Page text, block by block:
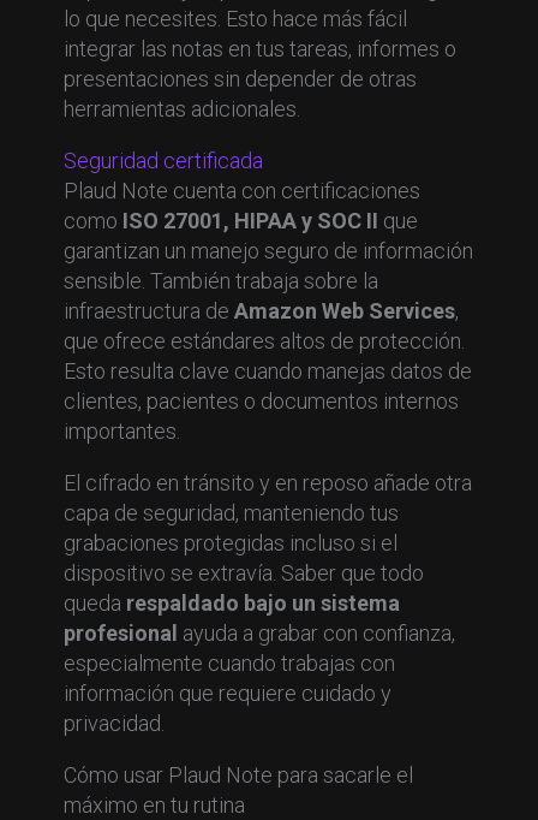
lo que necesites. Esto hace más fácil
integrar las notas en tus tareas, informes o
presentaciones sin depender de otras
herramientas adicionales.
Seguridad certificada
Plaud Note cuenta con certificaciones
como ISO 27001, HIPAA y SOC II que
garantizan un manejo seguro de información
sensible. También trabaja sobre la
infraestructura de Amazon Web Services,
que ofrece estándares altos de protección.
Esto resulta clave cuando manejas datos de
clientes, pacientes o documentos internos
importantes.
El cifrado en tránsito y en reposo añade otra
capa de seguridad, manteniendo tus
grabaciones protegidas incluso si el
dispositivo se extravía. Saber que todo
queda respaldado bajo un sistema
profesional ayuda a grabar con confianza,
especialmente cuando trabajas con
información que requiere cuidado y
privacidad.
Cómo usar Plaud Note para sacarle el
máximo en tu rutina